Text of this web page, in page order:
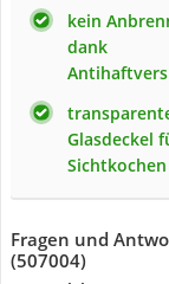
kein
dank
Glasdeckel
Sichtkochen
Fragen und
(507004)